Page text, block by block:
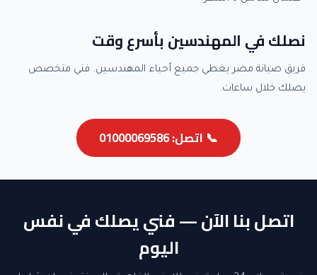
نصلك في المهندسين بأسرع وقت
فريق صيانة مصر يغطي جميع أحياء المهندسين. فني متخصص
يصلك خلال ساعات.
📞 اتصل: 01000069586
اتصل بنا الآن — فني يصلك في نفس
اليوم